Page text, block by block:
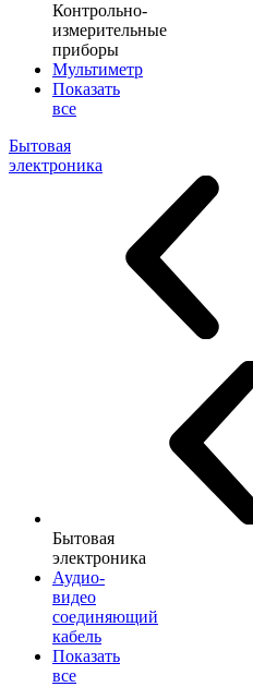
Контрольно-
измерительные
приборы
Мультиметр
Показать
все
Бытовая
электроника
Бытовая
электроника
Аудио-
видео
соединяющий
кабель
Показать
все